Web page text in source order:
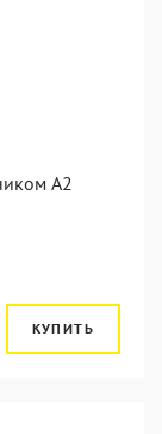
А2
КУПИТЬ